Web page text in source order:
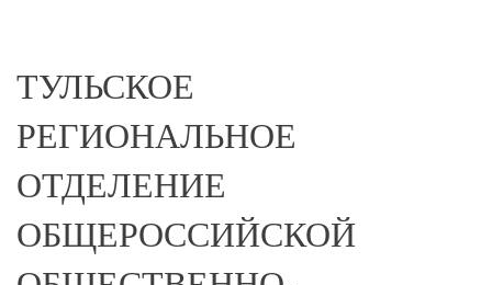
ТУЛЬСКОЕ
РЕГИОНАЛЬНОЕ
ОТДЕЛЕНИЕ
ОБЩЕРОССИЙСКОЙ